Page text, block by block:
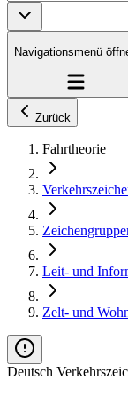
Navigationsmenü
Zurück
Fahrtheorie
Leit- und
Zelt- und
Deutsch